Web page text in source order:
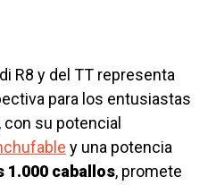
R8 y del TT representa
para los entusiastas
con su potencial
y una potencia
1.000 caballos, promete